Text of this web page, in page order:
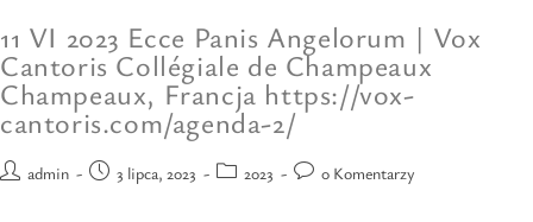
11 VI 2023 Ecce Panis Angelorum | Vox
Cantoris Collégiale de Champeaux
Champeaux, Francja https://vox-
cantoris.com/agenda-2/
admin 3 lipca, 2023 2023 0 Komentarzy